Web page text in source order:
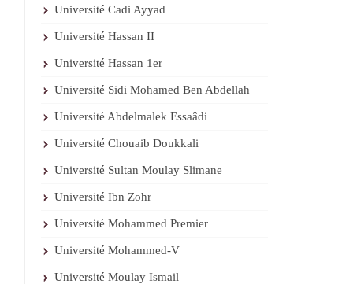
Université Cadi Ayyad
Université Hassan II
Université Hassan 1er
Université Sidi Mohamed Ben Abdellah
Université Abdelmalek Essaâdi
Université Chouaib Doukkali
Université Sultan Moulay Slimane
Université Ibn Zohr
Université Mohammed Premier
Université Mohammed-V
Université Moulay Ismail